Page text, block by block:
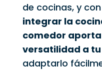
de cocinas, y
integrar la
comedor
versatilidad a
adaptarlo